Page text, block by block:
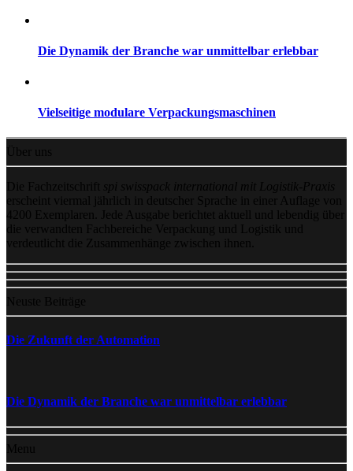
Die Dynamik der Branche war unmittelbar erlebbar
Vielseitige modulare Verpackungsmaschinen
Über uns
Die Fachzeitschrift
spi swisspack international mit Logistik-Praxis
erscheint viermal jährlich in deutscher Sprache in einer Auflage von
4200 Exemplaren. Jede Ausgabe berichtet aktuell und lebendig über
die verwandten Fachbereiche Verpackung und Logistik und
verdeutlicht die Zusammenhänge zwischen ihnen.
Neuste Beiträge
Die Zukunft der Automation
Die Dynamik der Branche war unmittelbar erlebbar
Menu